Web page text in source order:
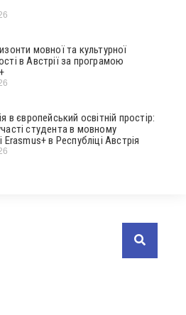
мовної та культурної
в Австрії за програмою
в європейський освітній простір:
студента в мовному
Erasmus+ в Республіці Австрія